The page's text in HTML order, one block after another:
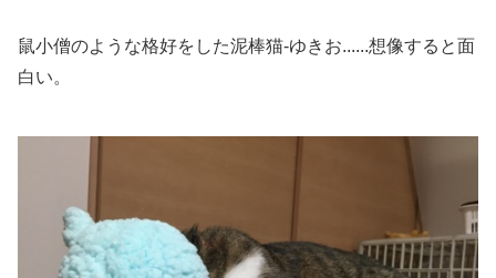
鼠小僧のような格好をした泥棒猫-ゆきお......想像すると面
白い。